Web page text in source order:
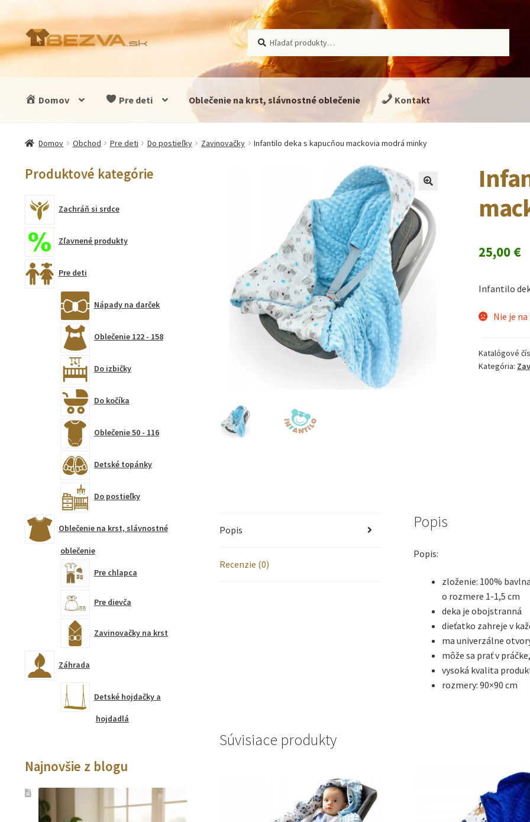
Preskočiť
na
navigáciu
Preskočiť
na
obsah
Hľadať:
Vyhľadávanie
Domov Pre deti Oblečenie na krst, slávnostné oblečenie Kontakt
Domov Obchod Pre deti Do postieľky Zavinovačky Infantilo deka s kapucňou mackovia modrá minky
25,00 €
Infantilo
Nie je
Katalógové
Kategória:
Popis
Recenzie (0)
Popis
Popis:
zloženie: 100%
o rozmere 1-1,5 cm
deka je obojstranná
dieťatko zahreje v
ma univerzálne
môže sa prať v
vysoká kvalita
rozmery: 90×90 cm
Súvisiace produkty
Produktové kategórie
Zachráň si srdce
Zľavnené produkty
Pre deti
Nápady na darček
Oblečenie 122 - 158
Do izbičky
Do kočíka
Oblečenie 50 - 116
Detské topánky
Do postieľky
Oblečenie na krst, slávnostné
oblečenie
Pre chlapca
Pre dievča
Zavinovačky na krst
Záhrada
Detské hojdačky a
hojdadlá
Najnovšie z blogu